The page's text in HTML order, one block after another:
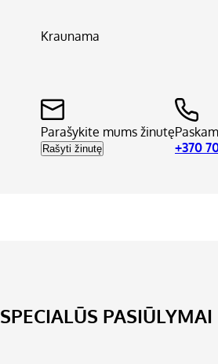
Kraunama
Parašykite mums žinutę
Rašyti žinutę
+370
SPECIALŪS PASIŪLYMAI